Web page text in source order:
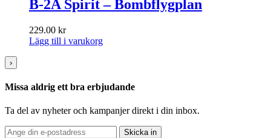
B-2A Spirit – Bombflygplan
229.00 kr
Lägg till i varukorg
›
Missa aldrig ett bra erbjudande
Ta del av nyheter och kampanjer direkt i din inbox.
Skicka in